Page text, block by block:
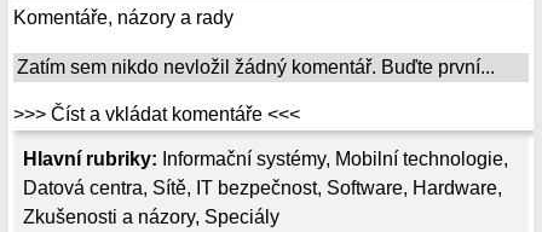
Hlavní rubriky: Informační systémy, Mobilní technologie,
Datová centra, Sítě, IT bezpečnost, Software, Hardware,
Zkušenosti a názory, Speciály
Komentáře, názory a rady
Zatím sem nikdo nevložil žádný komentář. Buďte první...
>>> Číst a vkládat komentáře <<<